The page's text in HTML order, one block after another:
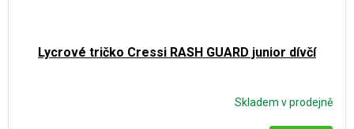
Lycrové tričko Cressi RASH GUARD junior dívčí
Skladem v prodejně